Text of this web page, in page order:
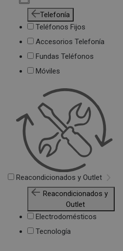
Telefonía
Teléfonos Fijos
Accesorios Telefonía
Fundas Teléfonos
Móviles
Reacondicionados y Outlet
Reacondicionados y
Outlet
Electrodomésticos
Tecnología